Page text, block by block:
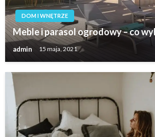
DOM I WNĘTRZE
Meble i parasol ogrodowy – co
admin 15 maja, 2021